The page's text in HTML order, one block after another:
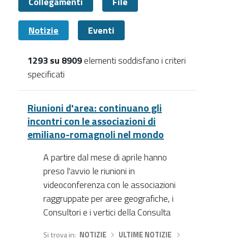
Notizie Eventi
1293 su 8909elementi soddisfano i criteri
specificati
Riunioni d'area: continuano gli
incontri con le associazioni di
emiliano-romagnoli nel mondo
A partire dal mese di aprile hanno
preso l'avvio le riunioni in
videoconferenza con le associazioni
raggruppate per aree geografiche, i
Consultori e i vertici della Consulta
Si trova in NOTIZIE› ULTIME NOTIZIE